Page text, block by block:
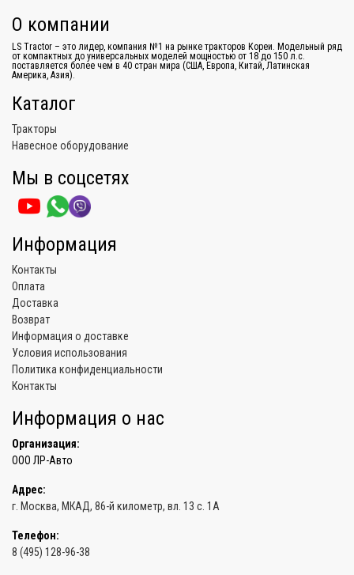
О компании
LS Tractor – это лидер, компания №1 на рынке тракторов Кореи. Модельный ряд
от компактных до универсальных моделей мощностью от 18 до 150 л.с.
поставляется более чем в 40 стран мира (США, Европа, Китай, Латинская
Америка, Азия).
Каталог
Тракторы
Навесное оборудование
Мы в соцсетях
Информация
Контакты
Оплата
Доставка
Возврат
Информация о доставке
Условия использования
Политика конфиденциальности
Контакты
Информация о нас
Организация:
ООО ЛР-Авто
Адрес:
г. Москва, МКАД, 86-й километр, вл. 13 с. 1А
Телефон:
8 (495) 128-96-38